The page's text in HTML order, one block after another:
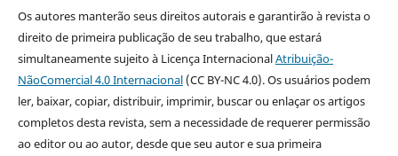
Os autores manterão seus direitos autorais e garantirão à revista o
direito de primeira publicação de seu trabalho, que estará
simultaneamente sujeito à Licença InternacionalAtribuição-
NãoComercial 4.0 Internacional(CC BY-NC 4.0). Os usuários podem
ler, baixar, copiar, distribuir, imprimir, buscar ou enlaçar os artigos
completos desta revista, sem a necessidade de requerer permissão
ao editor ou ao autor, desde que seu autor e sua primeira